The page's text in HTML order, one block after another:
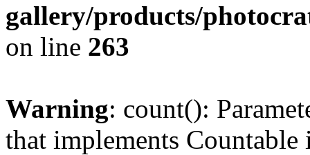
gallery/products/
on line 263
Warning: count():
that implements Countable